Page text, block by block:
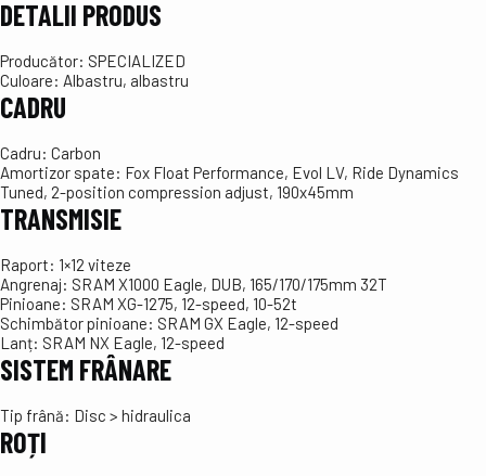
DETALII PRODUS
Producător: SPECIALIZED
Culoare: Albastru, albastru
CADRU
Cadru: Carbon
Amortizor spate: Fox Float Performance, Evol LV, Ride Dynamics
Tuned, 2-position compression adjust, 190x45mm
TRANSMISIE
Raport: 1×12 viteze
Angrenaj: SRAM X1000 Eagle, DUB, 165/170/175mm 32T
Pinioane: SRAM XG-1275, 12-speed, 10-52t
Schimbător pinioane: SRAM GX Eagle, 12-speed
Lanț: SRAM NX Eagle, 12-speed
SISTEM FRÂNARE
Tip frână: Disc > hidraulica
ROȚI